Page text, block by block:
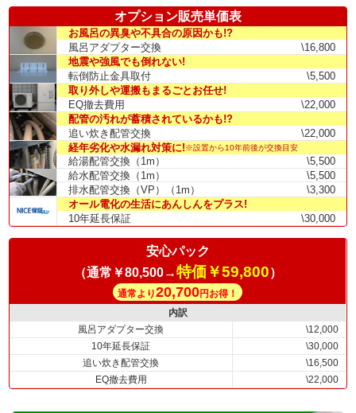
オプション販売単価表
お風呂の異臭や不具合の原因かも!?
風呂アダプター交換
\16,800
地震や強風でも倒れない!
転倒防止金具取付
\5,500
取り外しや運搬もまるごとお任せ!
EQ撤去費用
\22,000
配管の汚れが蓄積されているかも!?
追い炊き配管交換
\22,000
経年劣化や水漏れ対策に!※設置から10年前後が交換目安
給湯配管交換（1m）
\5,500
給水配管交換（1m）
\5,500
排水配管交換（VP）（1m）
\3,300
オール電化の生活にあんしんをプラス!
10年延長保証
\30,000
安心パック
（通常￥80,500→特価￥59,800）
通常より20,700円お得！
内訳
風呂アダプター交換
\12,000
10年延長保証
\30,000
追い炊き配管交換
\16,500
EQ撤去費用
\22,000